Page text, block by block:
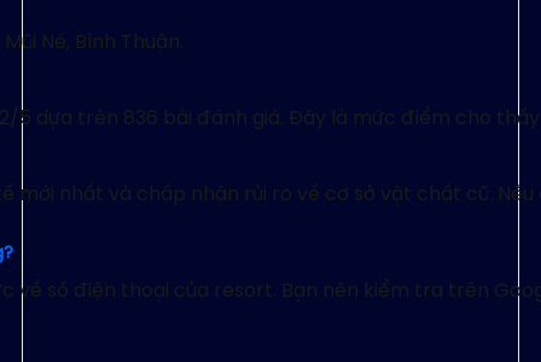
Né, Bình Thuận.
5 dựa trên 836 bài đánh giá. Đây là mức điểm cho
mới nhất và chấp nhận rủi ro về cơ sở vật chất cũ.
về số điện thoại của resort. Bạn nên kiểm tra trên